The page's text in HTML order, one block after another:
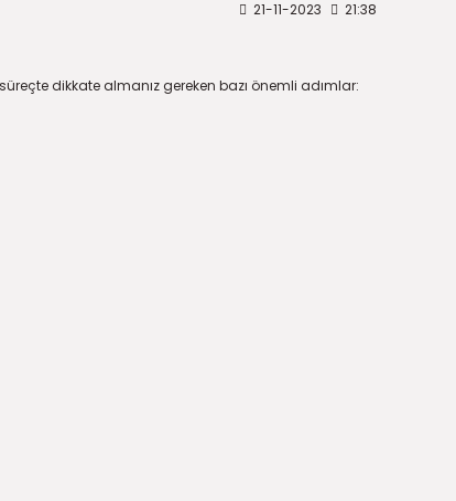
21-11-2023 21:38
dikkate almanız gereken bazı önemli adımlar: